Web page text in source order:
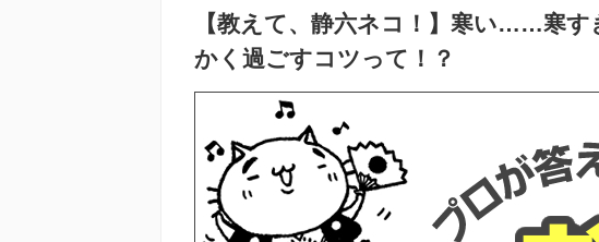
【教えて、静六ネコ！】寒い……寒
かく過ごすコツって！？